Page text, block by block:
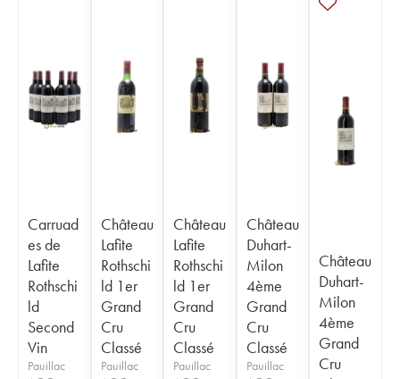
Carruad
es de
Lafite
Rothschi
ld
Second
Vin
Pauillac
Château
Lafite
Rothschi
ld 1er
Grand
Cru
Classé
Pauillac
Château
Lafite
Rothschi
ld 1er
Grand
Cru
Classé
Pauillac
Château
Duhart-
Milon
4ème
Grand
Cru
Classé
Pauillac
Château
Duhart-
Milon
4ème
Grand
Cru